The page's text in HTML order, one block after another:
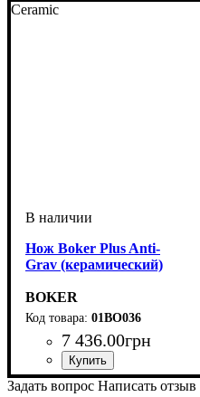
Ceramic
Нож Boker Plus Anti-
Grav (керамический)
BOKER
01BO036
7 436.00грн
Задать вопрос Написать отзыв